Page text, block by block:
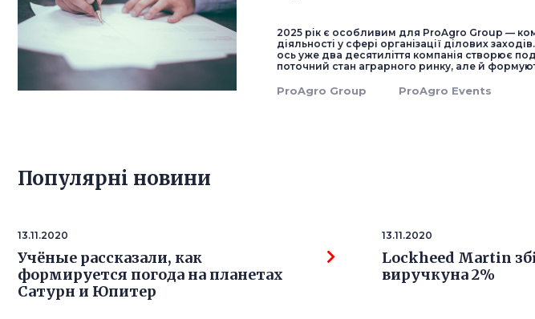
2025 рік є особливим для ProAgro Group —
діяльності у сфері організації ділових
ось уже два десятиліття компанія створює
поточний стан аграрного ринку, але й
ProAgro Group ProAgro Events
Популярнi новини
13.11.2020
Учёные рассказали, как
формируется погода на планетах
Сатурн и Юпитер
13.11.2020
Lockheed Martin
виручкуна 2%